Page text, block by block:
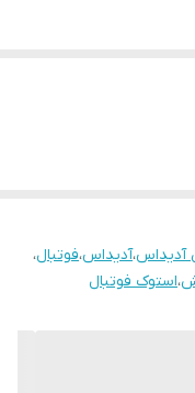
،آدیداس،فوتبال،
،استوک فوتبال